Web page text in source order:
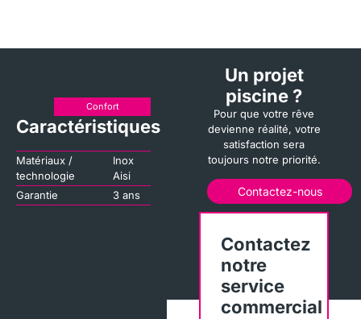
Confort
Caractéristiques
Matériaux /
technologie
Inox
Aisi
Garantie
3 ans
Un projet
piscine ?
Pour que votre rêve
devienne réalité, votre
satisfaction sera
toujours notre priorité.
Contactez-nous
Contactez
notre
service
commercial